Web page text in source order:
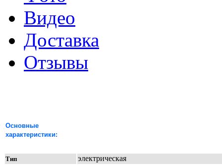
Видео
Доставка
Отзывы
Основные
характеристики:
Тип электрическая